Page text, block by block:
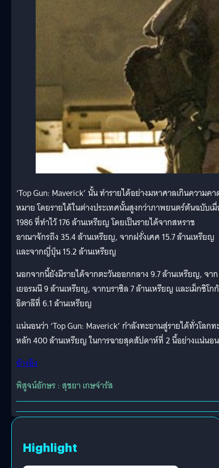
‘Top Gun: Maverick’ นั้น ทำรายได้อย่างมหาศาลเกินความค
หมาย โดยรายได้ในต่างประเทศนั้นสูงกว่าภาพยนตร์ต้นฉบับเ
1986 ที่ทำไว้ 176 ล้านเหรียญ โดยเป็นรายได้จากสหราช
อาณาจักรถึง 35.4 ล้านเหรียญ, จากฝรั่งเศศ 15.7 ล้านเหรียญ
และจากญี่ปุ่น 15.2 ล้านเหรียญ
นอกจากนี้ยังมีรายได้จากตะวันออกกลาง 9.7 ล้านเหรียญ, จาก
เยอรมนี 9 ล้านเหรียญ, จากบราซิล 7 ล้านเหรียญ และเม็กซิโก
อิตาลีที่ 6.1 ล้านเหรียญ
แน่นอนว่า ‘Top Gun: Maverick’ กำลังทะยานสู่รายได้ทั่วโลก
หลัก 400 ล้านเหรียญ ในการฉายสุดสัปดาห์ที่ 2 นี้อย่างแน่นอน
อ้างอิง
พิสูจน์อักษร : สุชยา เกษจำรัส
Highlight